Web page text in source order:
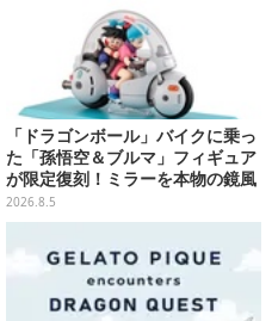
「ドラゴンボール」バイクに乗っ
た「孫悟空＆ブルマ」フィギュア
が限定復刻！ミラーを本物の鏡風
や、ブルマの目元が映りこむ描写
にできるステッカーを収録
2026.8.5